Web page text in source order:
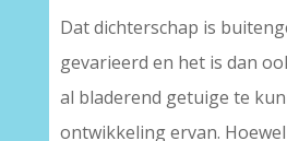
Dat dichterschap is
gevarieerd en het is dan
al bladerend getuige te
ontwikkeling ervan.